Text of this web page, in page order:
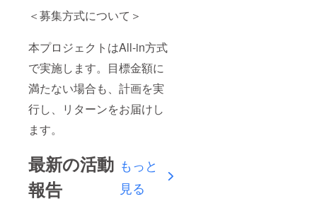
＜募集方式について＞
本プロジェクトはAll-in方式
で実施します。目標金額に
満たない場合も、計画を実
行し、リターンをお届けし
ます。
最新の活動
報告
もっと
見る